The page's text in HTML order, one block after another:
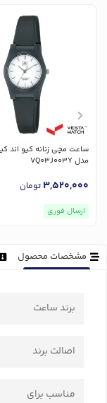
مدل VQ03J003Y
3,520,000تومان
ارسال فوری
مشخصات محصول
برند ساعت
اصالت برند
مناسب برای